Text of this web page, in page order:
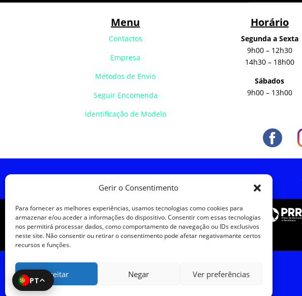
Gerir o Consentimento
Para fornecer as melhores experiências, usamos tecnologias como cookies para
armazenar e/ou aceder a informações do dispositivo. Consentir com essas tecnologias
nos permitirá processar dados, como comportamento de navegação ou IDs exclusivos
neste site. Não consentir ou retirar o consentimento pode afetar negativamante certos
recursos e funções.
Aceitar Negar Ver preferências
PT
Menu
Contactos
Empresa
Métodos de Envio
Seguir Encomenda
Identificação de Modelo
Horário
Segunda a Sexta
9h00 – 12h30
14h30 – 18h00
Sábados
9h00 – 13h00